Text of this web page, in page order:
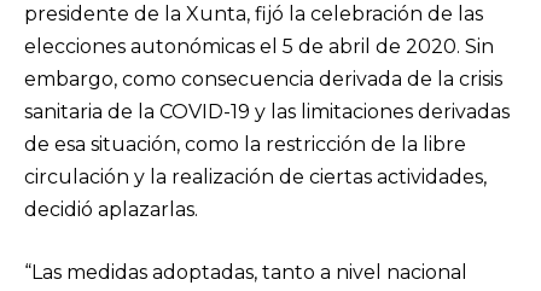
presidente de la Xunta, fijó la celebración de las
elecciones autonómicas el 5 de abril de 2020. Sin
embargo, como consecuencia derivada de la crisis
sanitaria de la COVID-19 y las limitaciones derivadas
de esa situación, como la restricción de la libre
circulación y la realización de ciertas actividades,
decidió aplazarlas.
“Las medidas adoptadas, tanto a nivel nacional